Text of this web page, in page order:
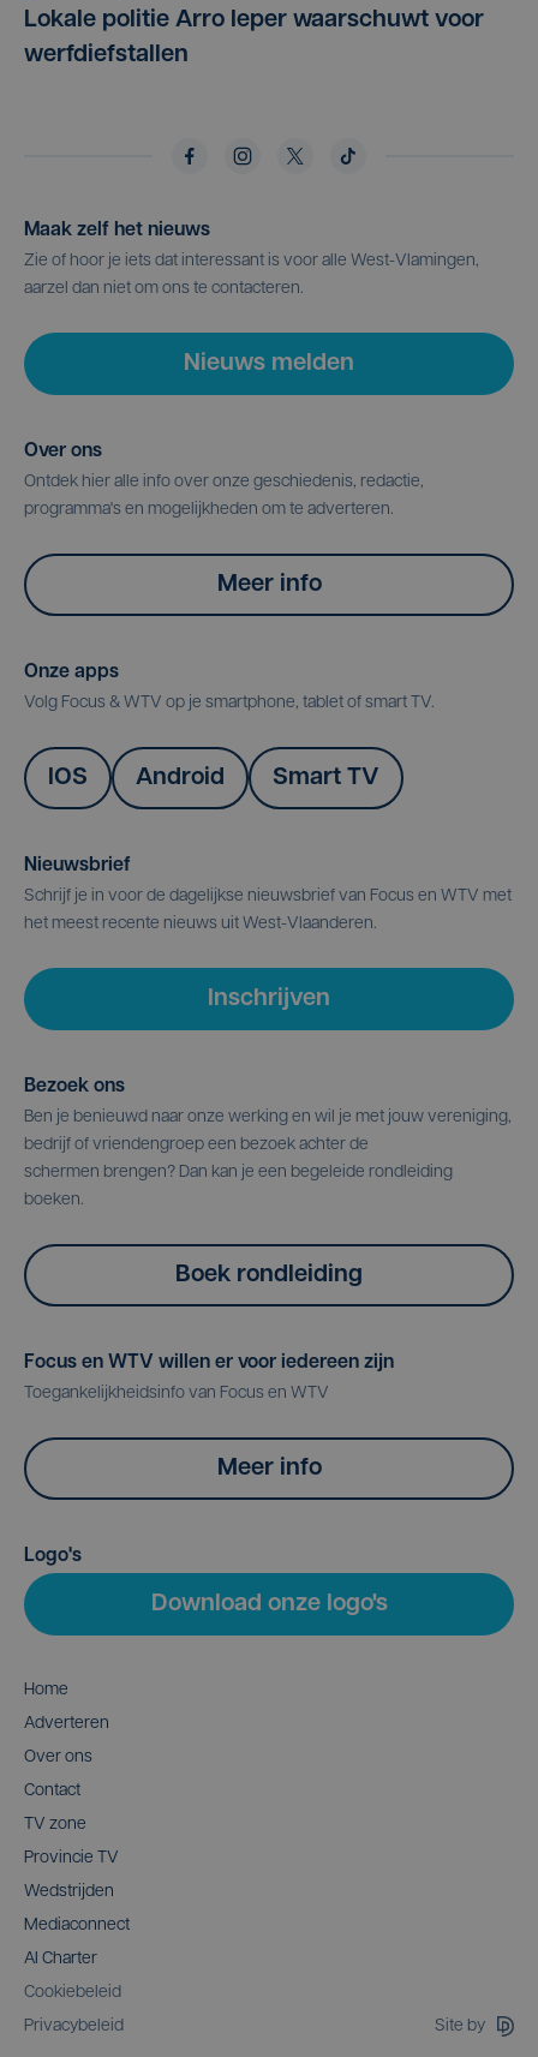
Lokale politie Arro Ieper waarschuwt voor
werfdiefstallen
Maak zelf het nieuws
Zie of hoor je iets dat interessant is voor alle West-Vlamingen,
aarzel dan niet om ons te contacteren.
Nieuws melden
Over ons
Ontdek hier alle info over onze geschiedenis, redactie,
programma's en mogelijkheden om te adverteren.
Meer info
Onze apps
Volg Focus & WTV op je smartphone, tablet of smart TV.
IOS Android Smart TV
Nieuwsbrief
Schrijf je in voor de dagelijkse nieuwsbrief van Focus en WTV met
het meest recente nieuws uit West-Vlaanderen.
Inschrijven
Bezoek ons
Ben je benieuwd naar onze werking en wil je met jouw vereniging,
bedrijf of vriendengroep een bezoek achter de
schermen brengen? Dan kan je een begeleide rondleiding
boeken.
Boek rondleiding
Focus en WTV willen er voor iedereen zijn
Toegankelijkheidsinfo van Focus en WTV
Meer info
Logo's
Download onze logo's
Home
Adverteren
Over ons
Contact
TV zone
Provincie TV
Wedstrijden
Mediaconnect
AI Charter
Cookiebeleid
Privacybeleid
Site by